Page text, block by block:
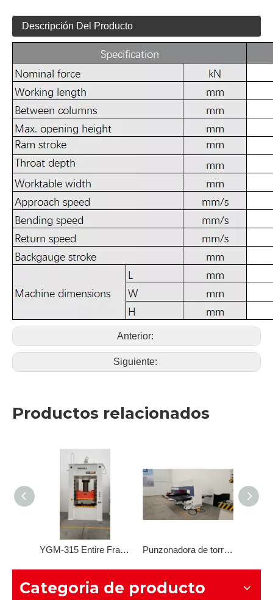
Descripción Del Producto
Anterior:
Siguiente:
Productos relacionados
YGM-315 Entire Frame Hydraulic Press Punzonadora de torreta CNC
Categoria de producto